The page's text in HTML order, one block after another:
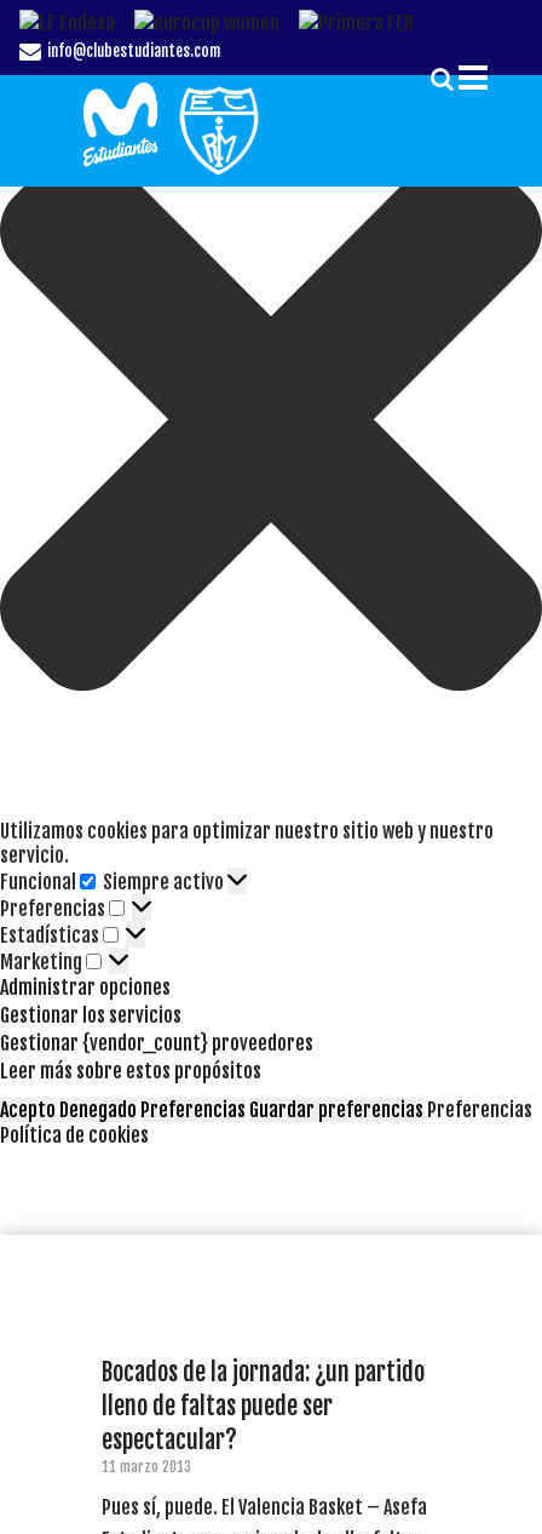
Gestionar el Consentimiento de las Cookies
Utilizamos cookies para optimizar nuestro sitio web y nuestro
servicio.
Funcional
Funcional
Siempre activo
Preferencias
Preferencias
Estadísticas Estadísticas
Marketing Marketing
Administrar opciones
Gestionar los servicios
Gestionar {vendor_count} proveedores
Leer más sobre estos propósitos
Acepto Denegado Preferencias Guardar preferencias Preferencias
Política de cookies
info@clubestudiantes.com
Bocados de la jornada: ¿un partido
lleno de faltas puede ser
espectacular?
11 marzo 2013
Pues sí, puede. El Valencia Basket – Asefa